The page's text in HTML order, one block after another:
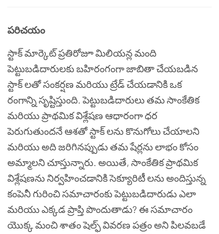
పరిచయం
స్టాక్ మార్కెట్ప్రతిరోజూ మిలియన్ల మంది
పెట్టుబడిదారులకుబహిరంగంగా జాబితా చేయబడిన
స్టాక్‌ లతో సంకర్షణ మరియు ట్రేడ్ చేయడానికి ఒక
రంగాన్ని సృష్టిస్తుంది. పెట్టుబడిదారులు తమ సాంకేతిక
మరియు ప్రాథమిక విశ్లేషణ ఆధారంగా ధర
పెరుగుతుందనే ఆశతో స్టాక్‌ లను కొనుగోలు చేయాలని
మరియు అది జరిగినప్పుడు తమ షేర్లను లాభం కోసం
అమ్మాలని చూస్తున్నారు. అయితే, సాంకేతిక ప్రాథమిక
విశ్లేషణను నిర్వహించడానికి సెక్యూరిటీ లను అందిస్తున్న
కంపెనీ గురించి సమాచారంకు పెట్టుబడిదారుడు ఎలా
మరియు ఎక్కడ ప్రాప్తి పొందుతాడు? ఈ సమాచారం
యొక్క మంచి శాతం షెల్ఫ్ వివరణ పత్రం అని పిలవబడే